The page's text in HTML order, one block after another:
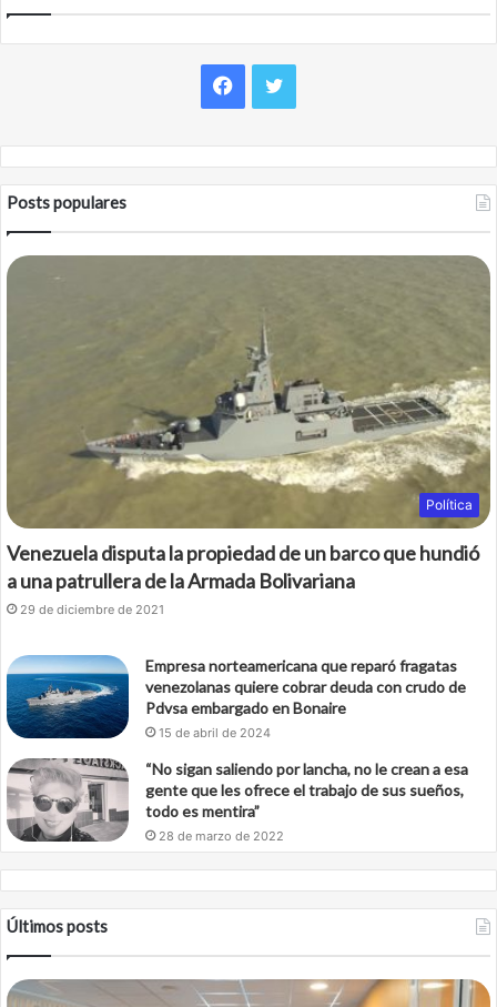
Facebook
Twitter
Posts populares
Política
Venezuela disputa la propiedad de un barco que hundió
a una patrullera de la Armada Bolivariana
29 de diciembre de 2021
Empresa norteamericana que reparó fragatas
venezolanas quiere cobrar deuda con crudo de
Pdvsa embargado en Bonaire
15 de abril de 2024
“No sigan saliendo por lancha, no le crean a esa
gente que les ofrece el trabajo de sus sueños,
todo es mentira”
28 de marzo de 2022
Últimos posts